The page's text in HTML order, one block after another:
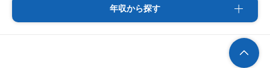
年収から探す